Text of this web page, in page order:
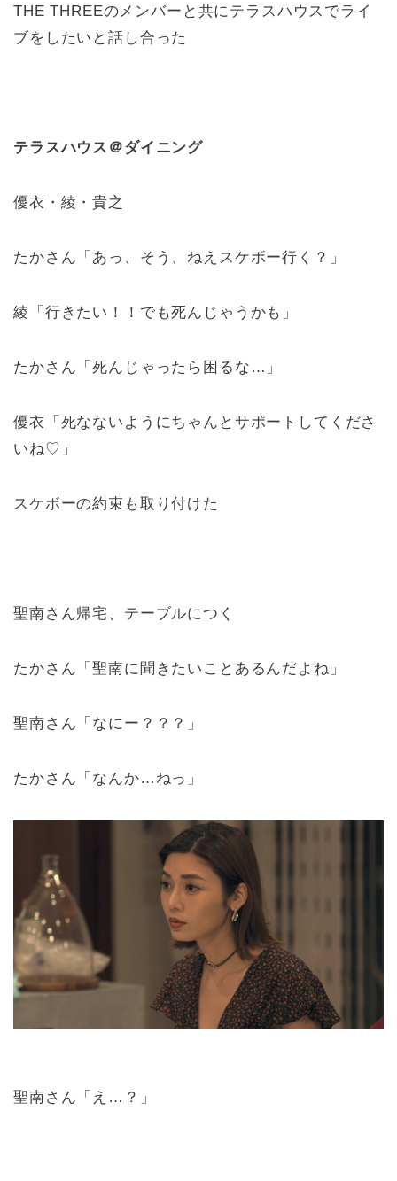
THE THREEのメンバーと共にテラスハウスでライ
ブをしたいと話し合った
テラスハウス＠ダイニング
優衣・綾・貴之
たかさん「あっ、そう、ねえスケボー行く？」
綾「行きたい！！でも死んじゃうかも」
たかさん「死んじゃったら困るな…」
優衣「死なないようにちゃんとサポートしてくださ
いね♡」
スケボーの約束も取り付けた
聖南さん帰宅、テーブルにつく
たかさん「聖南に聞きたいことあるんだよね」
聖南さん「なにー？？？」
たかさん「なんか…ねっ」
聖南さん「え…？」